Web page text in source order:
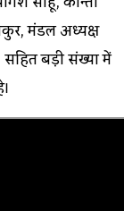
मंडल अध्यक्ष
बड़ी संख्या में